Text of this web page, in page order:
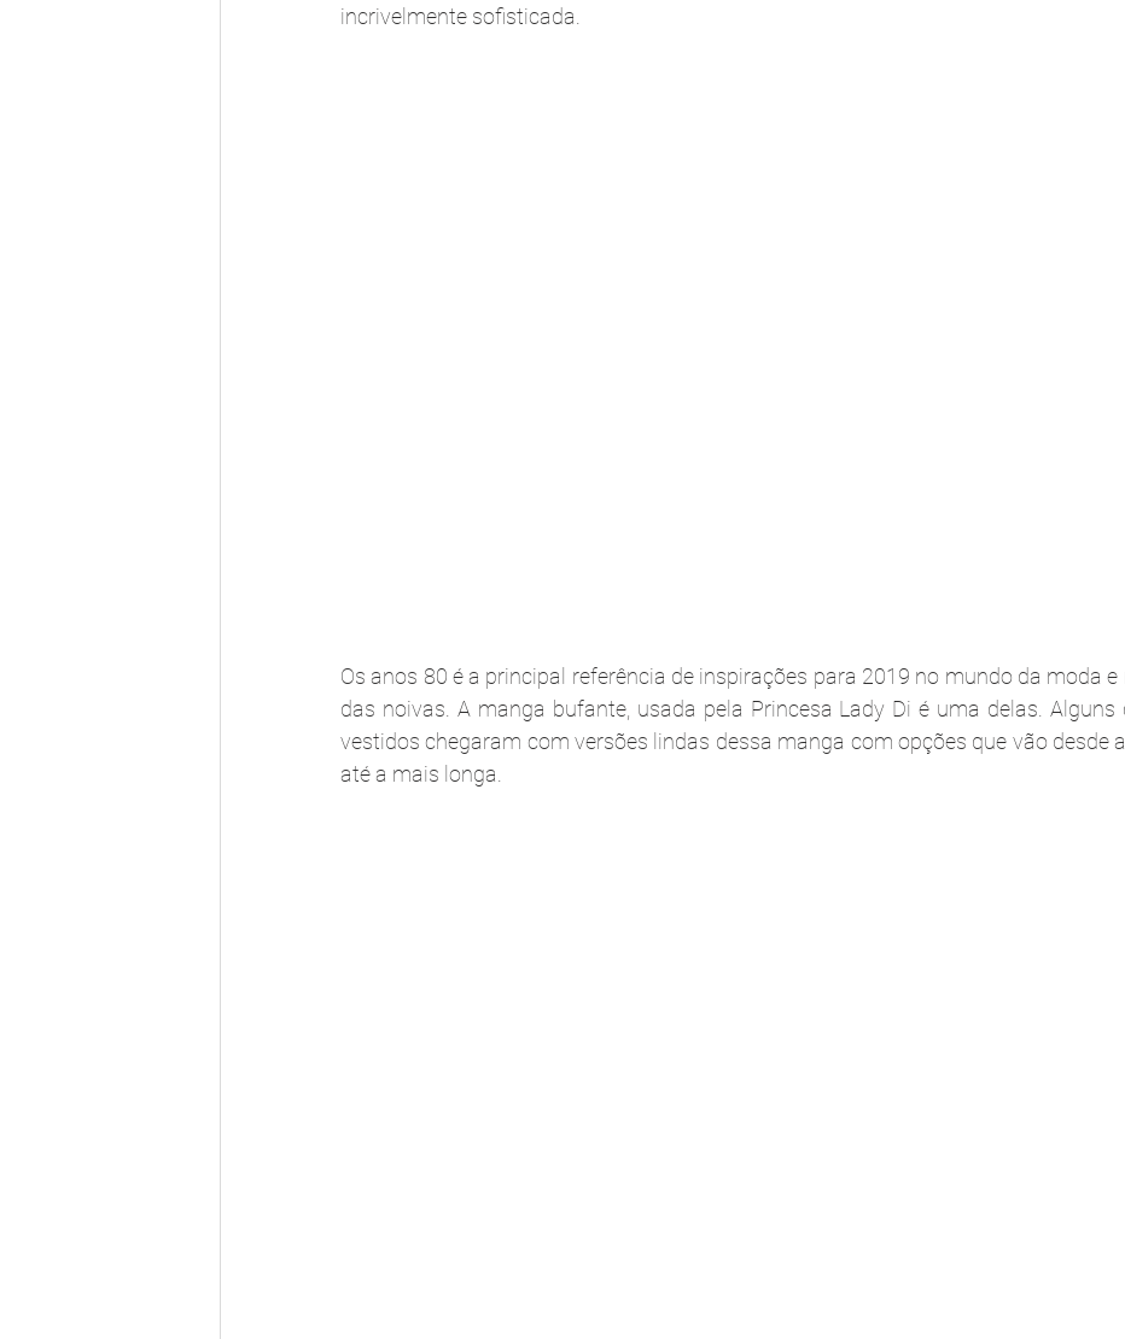
incrivelmente sofisticada.
Os anos 80 é a principal referência de inspirações para 2019 no mundo da moda e
das noivas. A manga bufante, usada pela Princesa Lady Di é uma delas. Alguns
vestidos chegaram com versões lindas dessa manga com opções que vão desde
até a mais longa.